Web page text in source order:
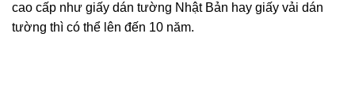
cao cấp như giấy dán tường Nhật Bản hay giấy vải dán
tường thì có thể lên đến 10 năm.